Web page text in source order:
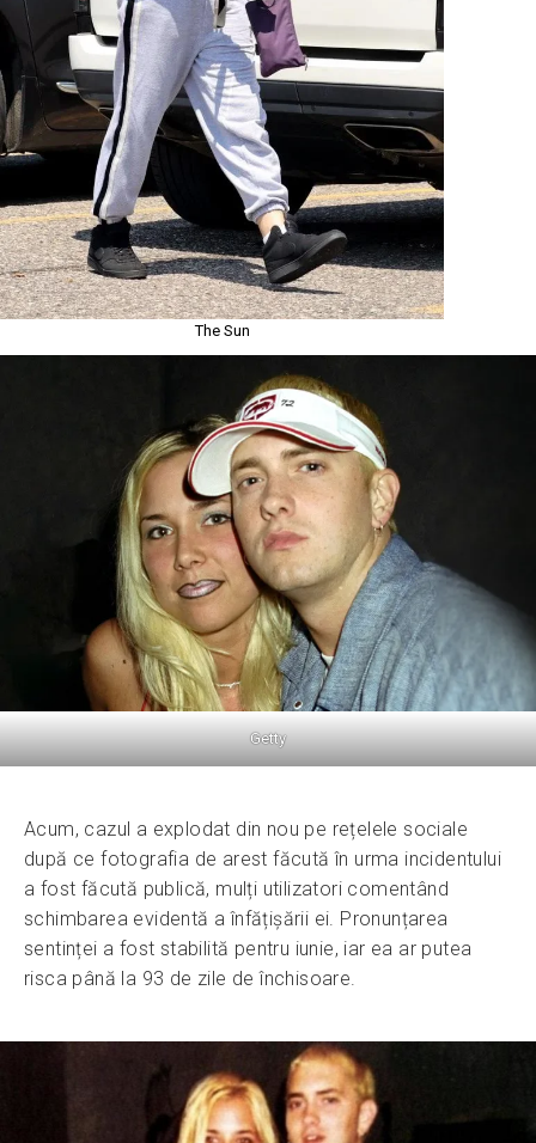
The Sun
Getty
Acum, cazul a explodat din nou pe rețelele sociale
după ce fotografia de arest făcută în urma incidentului
a fost făcută publică, mulți utilizatori comentând
schimbarea evidentă a înfățișării ei. Pronunțarea
sentinței a fost stabilită pentru iunie, iar ea ar putea
risca până la 93 de zile de închisoare.